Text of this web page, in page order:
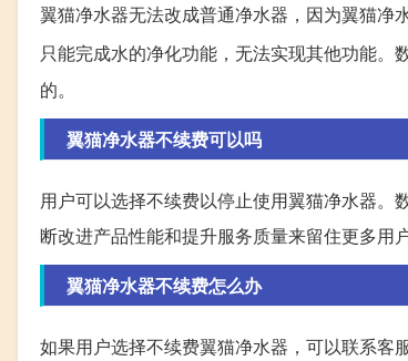
翼猫净水器无法改成普通净水器，因为翼猫净
只能完成水的净化功能，无法实现其他功能。
的。
翼猫净水器不续费可以吗
用户可以选择不续费以停止使用翼猫净水器。
断改进产品性能和提升服务质量来留住更多用
翼猫净水器不续费怎么办
如果用户选择不续费翼猫净水器，可以联系客